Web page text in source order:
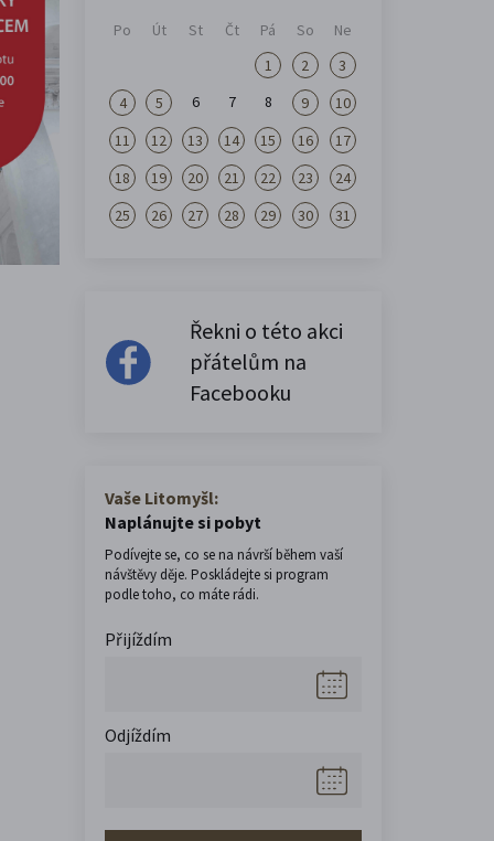
Po Út St Čt Pá So
Ne
1
2
3
4
5 6 7 8 9
10
11
12 13 14 15 16
17
18
19 20 21 22 23
24
25
26 27 28 29 30 31
Řekni o této akci
přátelům na
Facebooku
Vaše Litomyšl:
Naplánujte si pobyt
Podívejte se, co se na návrší během vaší
návštěvy děje. Poskládejte si program
podle toho, co máte rádi.
Přijíždím
Odjíždím